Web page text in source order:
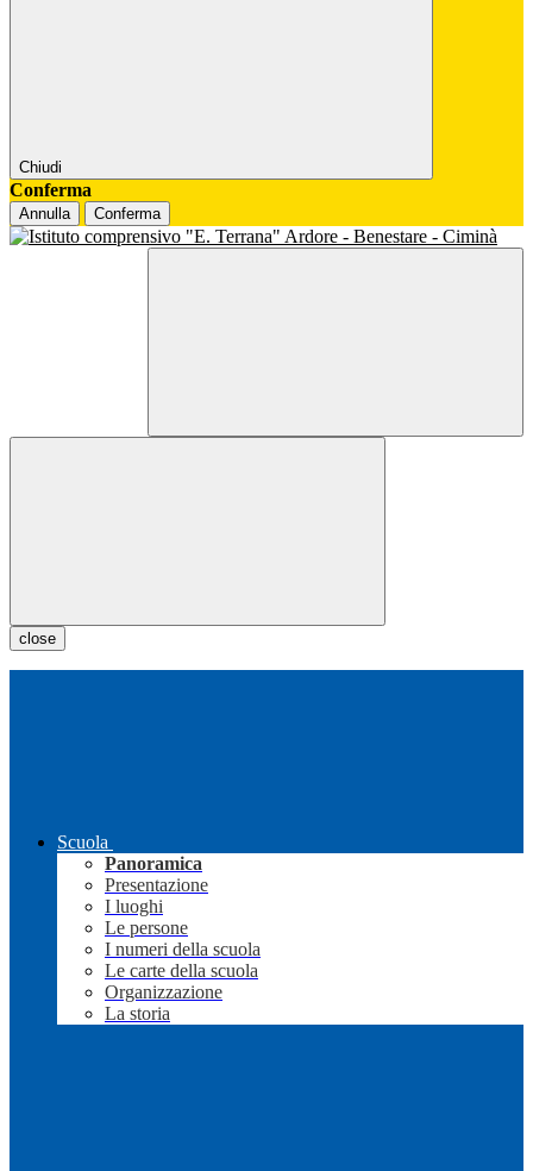
Chiudi
Conferma
Annulla Conferma
close
Scuola
Panoramica
Presentazione
I luoghi
Le persone
I numeri della scuola
Le carte della scuola
Organizzazione
La storia